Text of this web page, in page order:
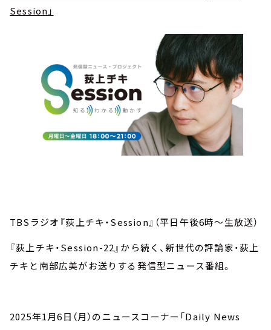
Session」
TBSラジオ『荻上チキ・Session』（平日午後6時～生放送）
『荻上チキ・Session-22』から続く、新世代の評論家・荻上
チキと南部広美がお送りする発信型ニュース番組。
2025年1月6日（月）のニュースコーナー「Daily News